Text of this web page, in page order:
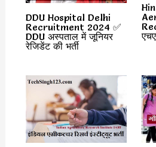
DDU Hospital Delhi
Recruitment 2024 ✅
DDU अस्पताल में जूनियर
रेजिडेंट की भर्ती